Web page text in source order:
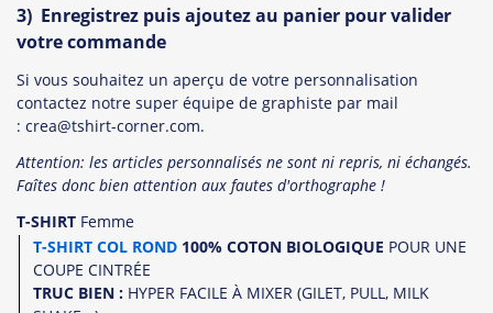
3) Enregistrez puis ajoutez au panier pour valider
votre commande
Si vous souhaitez un aperçu de votre personnalisation
contactez notre super équipe de graphiste par mail
: crea@tshirt-corner.com.
Attention: les articles personnalisés ne sont ni repris, ni échangés.
Faîtes donc bien attention aux fautes d'orthographe !
T-SHIRT Femme
T-SHIRT COL ROND 100% COTON BIOLOGIQUE POUR UNE
COUPE CINTRÉE
TRUC BIEN : HYPER FACILE À MIXER (GILET, PULL, MILK